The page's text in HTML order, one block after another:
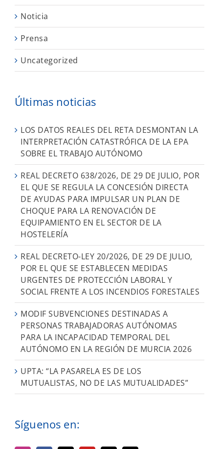
Noticia
Prensa
Uncategorized
Últimas noticias
LOS DATOS REALES DEL RETA DESMONTAN LA
INTERPRETACIÓN CATASTRÓFICA DE LA EPA
SOBRE EL TRABAJO AUTÓNOMO
REAL DECRETO 638/2026, DE 29 DE JULIO, POR
EL QUE SE REGULA LA CONCESIÓN DIRECTA
DE AYUDAS PARA IMPULSAR UN PLAN DE
CHOQUE PARA LA RENOVACIÓN DE
EQUIPAMIENTO EN EL SECTOR DE LA
HOSTELERÍA
REAL DECRETO-LEY 20/2026, DE 29 DE JULIO,
POR EL QUE SE ESTABLECEN MEDIDAS
URGENTES DE PROTECCIÓN LABORAL Y
SOCIAL FRENTE A LOS INCENDIOS FORESTALES
MODIF SUBVENCIONES DESTINADAS A
PERSONAS TRABAJADORAS AUTÓNOMAS
PARA LA INCAPACIDAD TEMPORAL DEL
AUTÓNOMO EN LA REGIÓN DE MURCIA 2026
UPTA: “LA PASARELA ES DE LOS
MUTUALISTAS, NO DE LAS MUTUALIDADES”
Síguenos en: